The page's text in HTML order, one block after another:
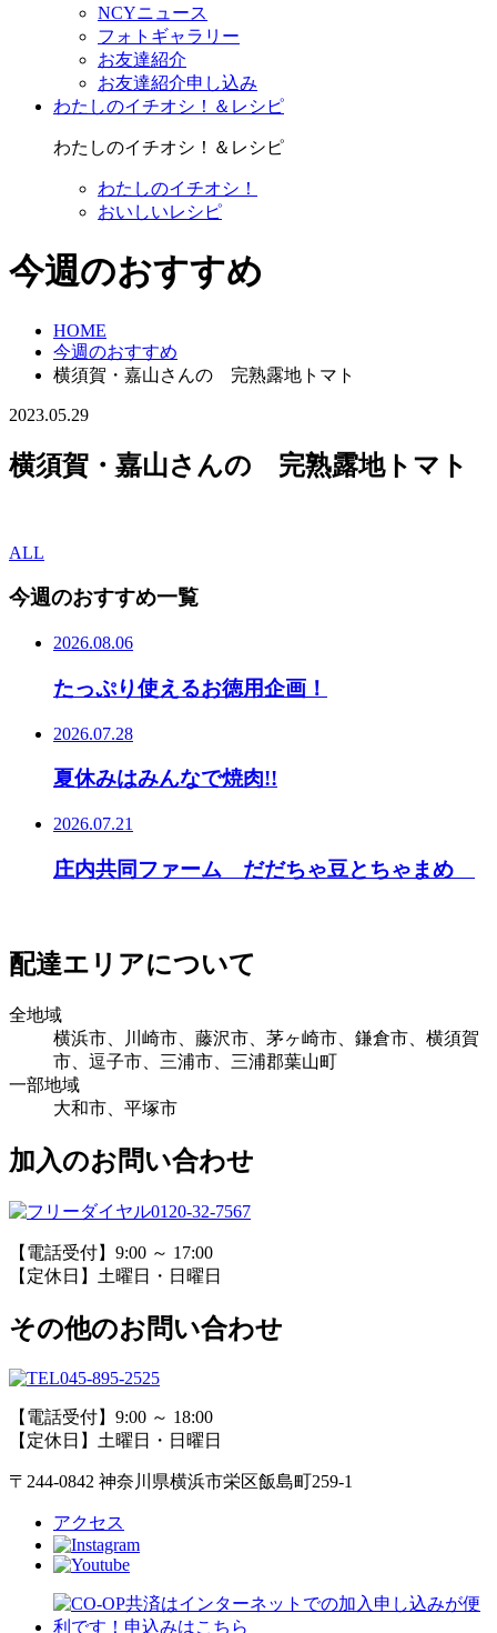
NCYニュース
フォトギャラリー
お友達紹介
お友達紹介申し込み
わたしのイチオシ！＆レシピ
わたしのイチオシ！＆レシピ
わたしのイチオシ！
おいしいレシピ
今週のおすすめ
HOME
今週のおすすめ
横須賀・嘉山さんの 完熟露地トマト
2023.05.29
横須賀・嘉山さんの 完熟露地トマト
ALL
今週のおすすめ一覧
2026.08.06
たっぷり使えるお徳用企画！
2026.07.28
夏休みはみんなで焼肉!!
2026.07.21
庄内共同ファーム だだちゃ豆とちゃまめ
配達エリアについて
全地域
横浜市、川崎市、藤沢市、茅ヶ崎市、鎌倉市、横須賀
市、逗子市、三浦市、三浦郡葉山町
一部地域
大和市、平塚市
加入のお問い合わせ
0120-32-7567
【電話受付】9:00 ～ 17:00
【定休日】土曜日・日曜日
その他のお問い合わせ
045-895-2525
【電話受付】9:00 ～ 18:00
【定休日】土曜日・日曜日
〒244-0842 神奈川県横浜市栄区飯島町259-1
アクセス